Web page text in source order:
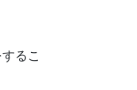
るこ